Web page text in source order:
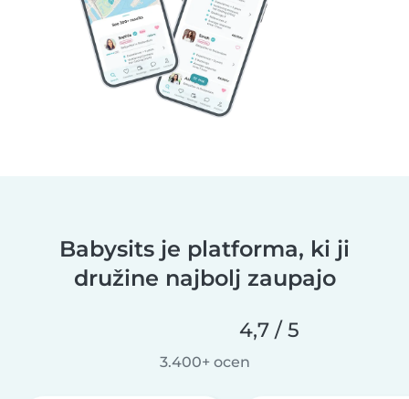
Babysits je platforma, ki ji
družine najbolj zaupajo
4,7 / 5
3.400+ ocen